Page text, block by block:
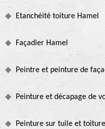
Etanchéité toiture Hamel
Façadier Hamel
Peintre et peinture de
Peinture et décapage de
Peinture sur tuile et